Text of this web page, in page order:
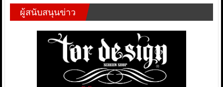
ผู้สนับสนุนข่าว